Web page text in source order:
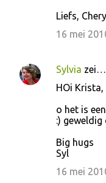
Liefs,
16 mei
Sylvia zei…
HOi Krista,
o het is
:) geweldig
Big hugs
Syl
16 mei